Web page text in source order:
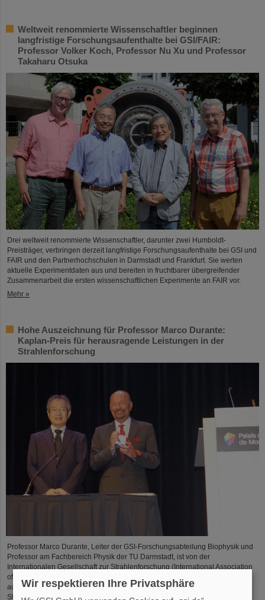
Weltweit renommierte Wissenschaftler beginnen
langfristige Forschungsaufenthalte bei GSI/FAIR:
Professor Volker Koch, Professor Nu Xu und Professor
Takaharu Otsuka
Drei weltweit renommierte Wissenschaftler, darunter zwei Humboldt-
Preisträger, verbringen derzeit langfristige Forschungsaufenthalte bei GSI und
FAIR und den Partnerhochschulen in Darmstadt und Frankfurt. Sie werten
aktuelle Experimentdaten aus und bereiten in fruchtbarer übergreifender
Zusammenarbeit die ersten wissenschaftlichen Experimente an FAIR vor.
Mehr »
Hohe Auszeichnung für Professor Marco Durante:
Kaplan-Preis für herausragende Leistungen in der
Strahlenforschung
Professor Marco Durante, Leiter der GSI-Forschungsabteilung Biophysik und
Professor am Fachbereich Physik der TU Darmstadt, ist von der
Internationalen Gesellschaft zur Strahlenforschung (International Association
of Radiation Research, IARR) mit dem renommierten Henry-Kaplan-Preis
ausgezeichnet worden. Der Preis gilt als die höchste Auszeichnung der
Strahlenforschung...
Wir respektieren Ihre Privatsphäre